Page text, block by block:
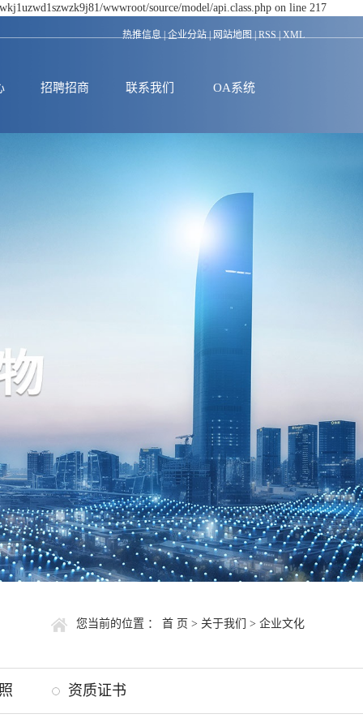
wwwroot/source/model/api.class.php on line 217
热推信息|企业分站|网站地图|RSS|XML
招聘招商 联系我们 OA系统
您当前的位置 ： 首 页 > 关于我们 > 企业文化
资质证书